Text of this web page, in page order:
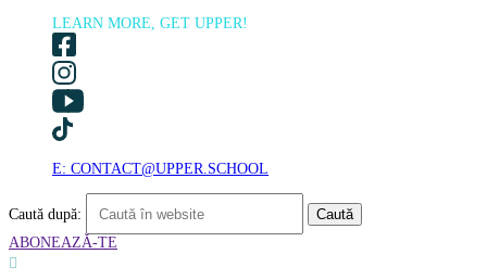
LEARN MORE, GET UPPER!
E: CONTACT@UPPER.SCHOOL
Caută după:
ABONEAZĂ-TE
